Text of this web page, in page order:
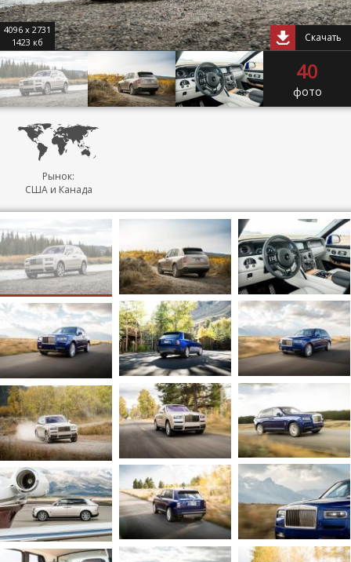
4096 x 2731
1423 кб
Скачать
40
фото
Рынок:
США и Канада